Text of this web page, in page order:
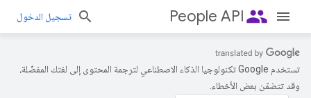
people
People API تسجيل الدخول
تستخدم Google تكنولوجيا الذكاء الاصطناعي لترجمة المحتوى إلى لغتك المفضّلة،
وقد تتضمّن بعض الأخطاء.